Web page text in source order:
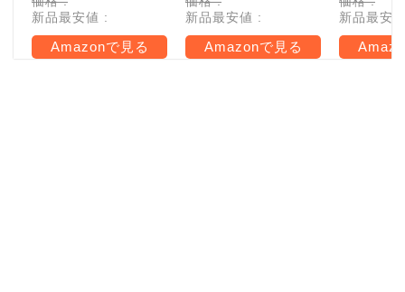
新品最安値 :
Amazonで見る
新品最安値 :
Amazonで見る
新品最安